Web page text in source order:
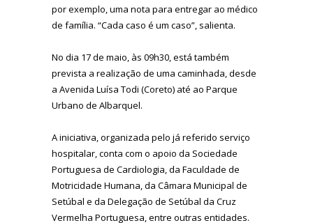
por exemplo, uma nota para entregar ao médico
de família. “Cada caso é um caso”, salienta.
No dia 17 de maio, às 09h30, está também
prevista a realização de uma caminhada, desde
a Avenida Luísa Todi (Coreto) até ao Parque
Urbano de Albarquel.
A iniciativa, organizada pelo já referido serviço
hospitalar, conta com o apoio da Sociedade
Portuguesa de Cardiologia, da Faculdade de
Motricidade Humana, da Câmara Municipal de
Setúbal e da Delegação de Setúbal da Cruz
Vermelha Portuguesa, entre outras entidades.